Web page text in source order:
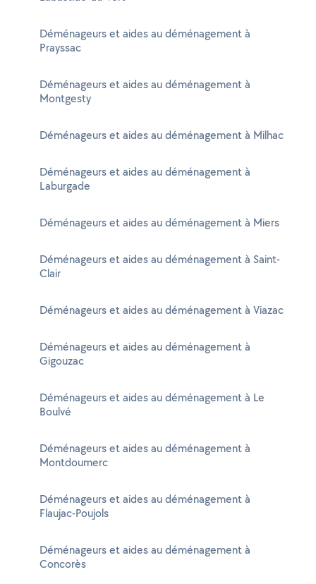
Déménageurs et aides au déménagement à
Prayssac
Déménageurs et aides au déménagement à
Montgesty
Déménageurs et aides au déménagement à Milhac
Déménageurs et aides au déménagement à
Laburgade
Déménageurs et aides au déménagement à Miers
Déménageurs et aides au déménagement à Saint-
Clair
Déménageurs et aides au déménagement à Viazac
Déménageurs et aides au déménagement à
Gigouzac
Déménageurs et aides au déménagement à Le
Boulvé
Déménageurs et aides au déménagement à
Montdoumerc
Déménageurs et aides au déménagement à
Flaujac-Poujols
Déménageurs et aides au déménagement à
Concorès